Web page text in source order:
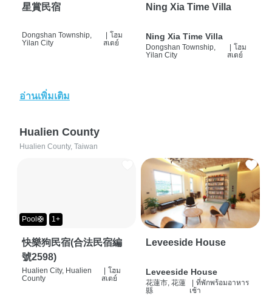
星賞民宿
Dongshan Township,
Yilan City
โฮม
สเตย์
Ning Xia Time Villa
Ning Xia Time Villa
Dongshan Township,
Yilan City
โฮม
สเตย์
อ่านเพิ่มเติม
Hualien County
Hualien County, Taiwan
Pool🛟 1+
快樂狗民宿(合法民宿編
號2598)
Hualien City, Hualien
County
โฮม
สเตย์
Leveeside House
Leveeside House
花蓮市, 花蓮
縣
ที่พักพร้อมอาหาร
เช้า